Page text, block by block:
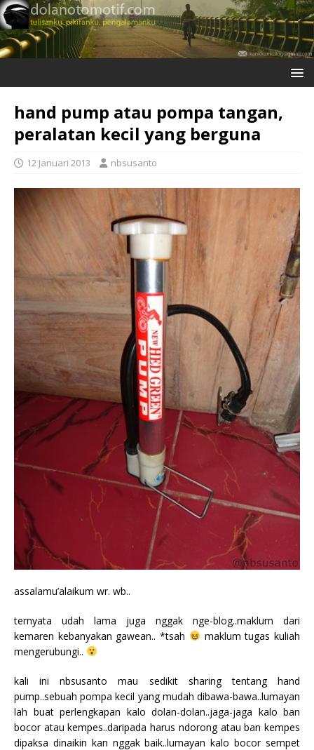
hand pump atau pompa tangan,
peralatan kecil yang berguna
12 Januari 2013 nbsusanto
assalamu’alaikum wr. wb..
ternyata udah lama juga nggak nge-blog..maklum dari
kemaren kebanyakan gawean.. *tsah
maklum tugas kuliah
mengerubungi..
kali ini nbsusanto mau sedikit sharing tentang hand
pump..sebuah pompa kecil yang mudah dibawa-bawa..lumayan
lah buat perlengkapan kalo dolan-dolan..jaga-jaga kalo ban
bocor atau kempes..daripada harus ndorong atau ban kempes
dipaksa dinaikin kan nggak baik..lumayan kalo bocor sempet